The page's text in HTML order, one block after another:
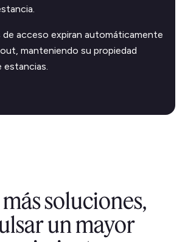
acceso expiran automáticamente
manteniendo su propiedad
estancias.
soluciones,
un mayor